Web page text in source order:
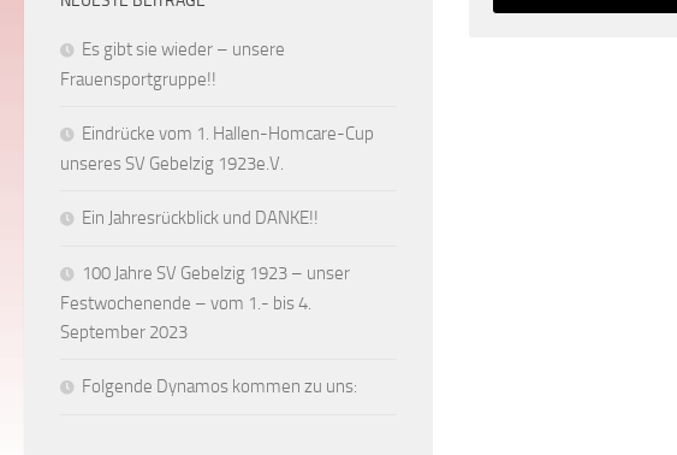
Es gibt sie wieder – unsere
Frauensportgruppe!!
Eindrücke vom 1. Hallen-Homcare-Cup
unseres SV Gebelzig 1923e.V.
Ein Jahresrückblick und DANKE!!
100 Jahre SV Gebelzig 1923 – unser
Festwochenende – vom 1.- bis 4.
September 2023
Folgende Dynamos kommen zu uns: